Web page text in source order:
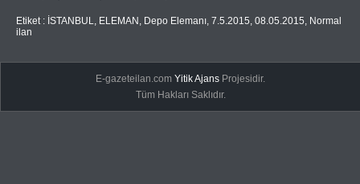
Etiket : İSTANBUL, ELEMAN , Depo Elemanı, 7.5.2015, 08.05.2015, Normal
ilan
E-gazeteilan.comYitik Ajans Projesidir.
Tüm Hakları Saklıdır.